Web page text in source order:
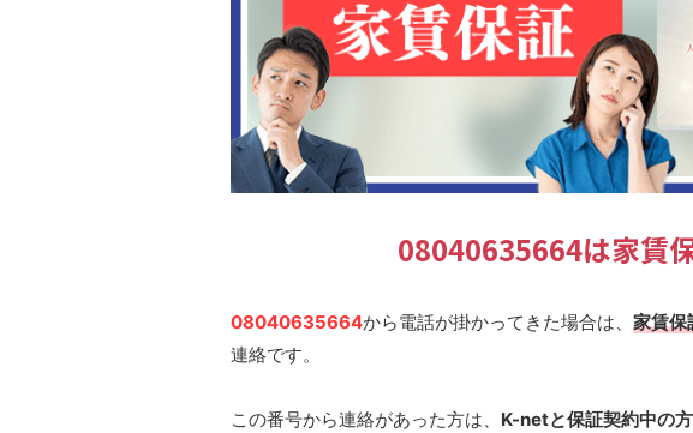
08040635664は家賃
08040635664から電話が掛かってきた場合は、 家賃保
連絡です。
この番号から連絡があった方は、 K-netと保証契約中の方